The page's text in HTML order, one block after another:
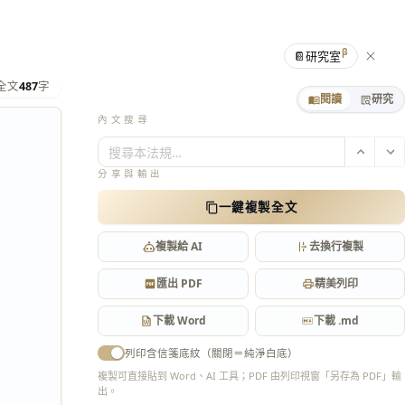
文487字
閱讀 研究
內文搜尋
搜尋本法規…
分享與輸出
一鍵複製全文
複製給 AI 去換行複製
匯出 PDF 精美列印
下載 Word 下載 .md
列印含信箋底紋（關閉＝純淨白底）
複製可直接貼到 Word、AI 工具；PDF 由列印視窗「另存為 PDF」輸
出。
📔研究室β